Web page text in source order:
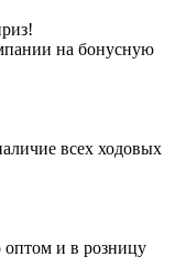
на бонусную
всех ходовых
оптом и в розницу